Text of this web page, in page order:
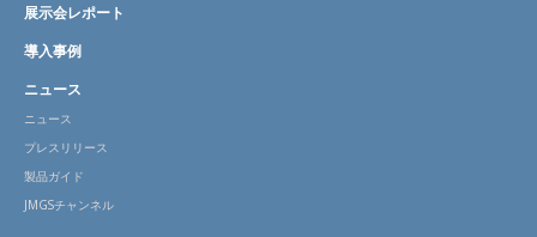
展示会レポート
導入事例
ニュース
ニュース
プレスリリース
製品ガイド
JMGSチャンネル